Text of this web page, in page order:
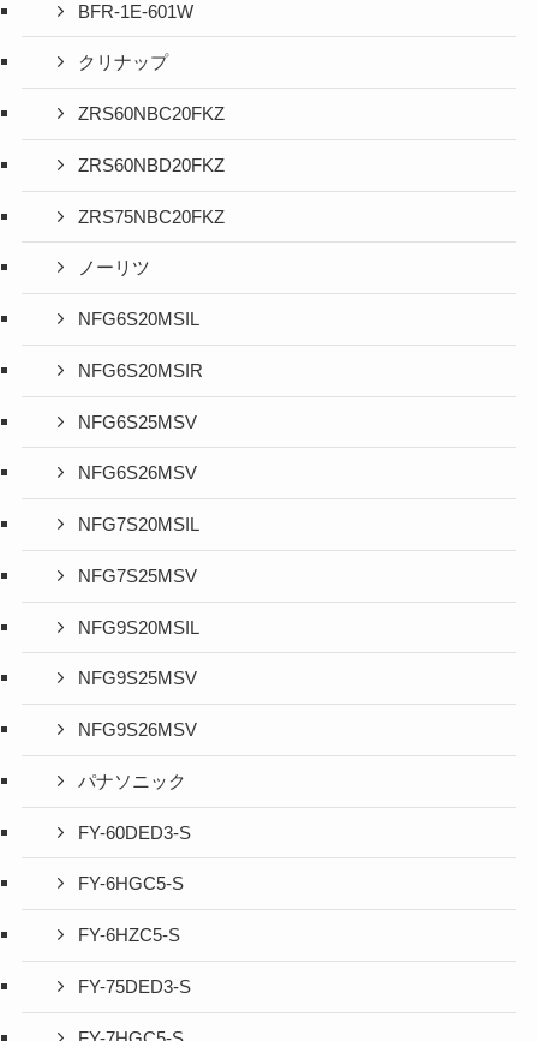
BFR-1E-601W
クリナップ
ZRS60NBC20FKZ
ZRS60NBD20FKZ
ZRS75NBC20FKZ
ノーリツ
NFG6S20MSIL
NFG6S20MSIR
NFG6S25MSV
NFG6S26MSV
NFG7S20MSIL
NFG7S25MSV
NFG9S20MSIL
NFG9S25MSV
NFG9S26MSV
パナソニック
FY-60DED3-S
FY-6HGC5-S
FY-6HZC5-S
FY-75DED3-S